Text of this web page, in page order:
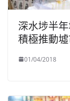
深水埗半
積極推動
01/04/2018